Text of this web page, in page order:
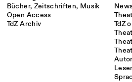
Bücher, Zeitschriften, Musik
Open Access
TdZ Archiv
TdZ